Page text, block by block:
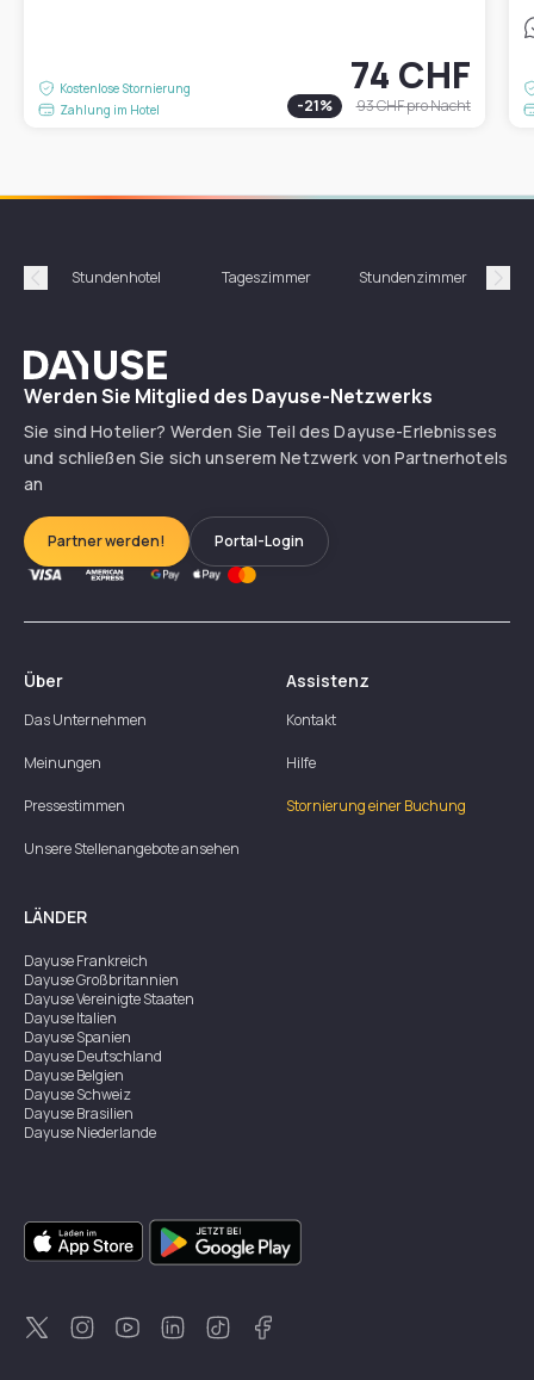
Kostenlose Stornierung
Zahlung im Hotel
74 CHF
-21% 93 CHFpro Nacht
Précédent
Stundenhotel Tageszimmer Stundenzimmer
Dayuse
Werden Sie Mitglied des Dayuse-Netzwerks
Sie sind Hotelier? Werden Sie Teil des Dayuse-Erlebnisses
und schließen Sie sich unserem Netzwerk von Partnerhotels
an
Partner werden! Portal-Login
Über
Das Unternehmen
Meinungen
Pressestimmen
Unsere Stellenangebote ansehen
Assistenz
Kontakt
Hilfe
Stornierung einer Buchung
LÄNDER
DayuseFrankreich
DayuseGroßbritannien
DayuseVereinigte Staaten
DayuseItalien
DayuseSpanien
DayuseDeutschland
DayuseBelgien
DayuseSchweiz
DayuseBrasilien
DayuseNiederlande
DayuseKanada
DayuseSingapur
DayuseZweden
DayuseKorea
DayuseNeuseeland